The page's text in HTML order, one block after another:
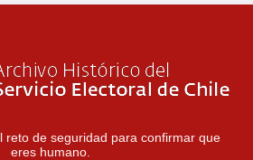
reto de seguridad para confirmar que
eres humano.